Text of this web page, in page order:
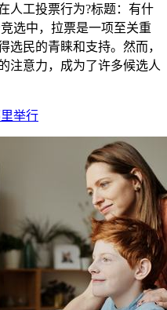
人工投票行为?标题：有什
选中，拉票是一项至关重
选民的青睐和支持。然而，
注意力，成为了许多候选人
举行